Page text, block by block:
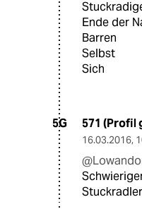
Ende der
Barren
Selbst
Sich
5G 571 (Profil
16.03.2016,